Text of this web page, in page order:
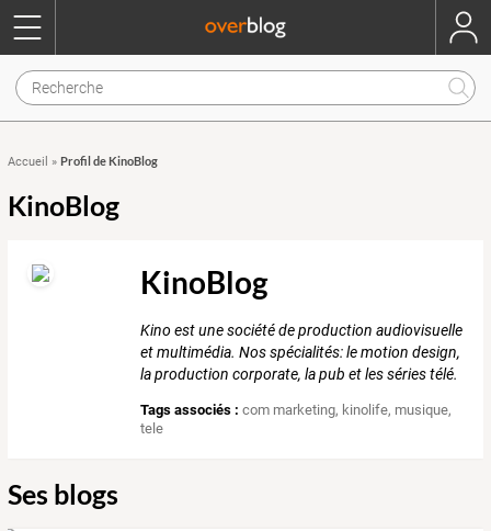
Accueil » Profil de KinoBlog
KinoBlog
KinoBlog
Kino est une société de production audiovisuelle
et multimédia. Nos spécialités: le motion design,
la production corporate, la pub et les séries télé.
Tags associés : com marketing, kinolife, musique,
tele
Ses blogs